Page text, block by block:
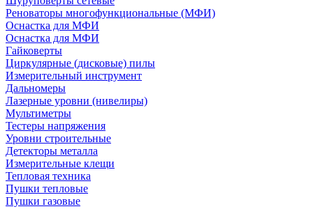
Реноваторы многофункциональные (МФИ)
Оснастка для МФИ
Оснастка для МФИ
Гайковерты
Циркулярные (дисковые) пилы
Измерительный инструмент
Дальномеры
Лазерные уровни (нивелиры)
Мультиметры
Тестеры напряжения
Уровни строительные
Детекторы металла
Измерительные клещи
Тепловая техника
Пушки тепловые
Пушки газовые